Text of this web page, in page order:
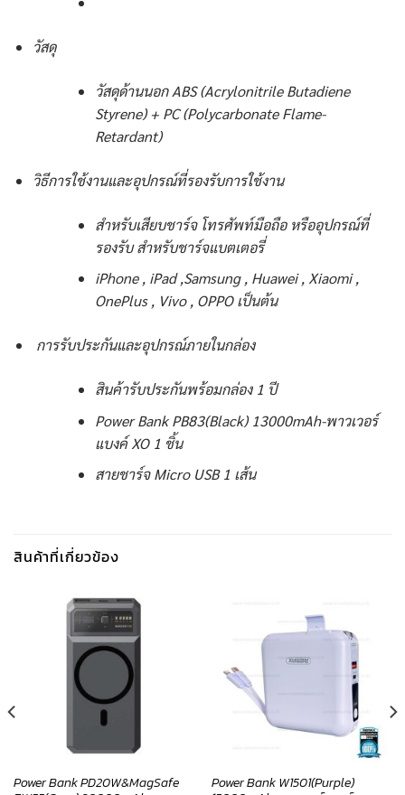
วัสดุ
วัสดุด้านนอก ABS (Acrylonitrile Butadiene
Styrene) + PC (Polycarbonate Flame-
Retardant)
วิธีการใช้งานและอุปกรณ์ที่รองรับการใช้งาน
สำหรับเสียบชาร์จ โทรศัพท์มือถือ หรืออุปกรณ์ที่
รองรับ สำหรับชาร์จแบตเตอรี่
iPhone , iPad ,Samsung , Huawei , Xiaomi ,
OnePlus , Vivo , OPPO เป็นต้น
การรับประกันและอุปกรณ์ภายในกล่อง
สินค้ารับประกันพร้อมกล่อง 1 ปี
Power Bank PB83(Black) 13000mAh-พาวเวอร์
แบงค์ XO 1 ชิ้น
สายชาร์จ Micro USB 1 เส้น
สินค้าที่เกี่ยวข้อง
Power Bank PD20W&MagSafe
Power Bank W1501(Purple)